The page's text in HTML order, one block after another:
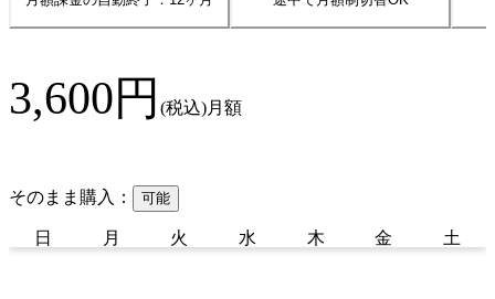
3,600円 (税込)月額
そのまま購入： 可能
日 月 火 水 木 金 土